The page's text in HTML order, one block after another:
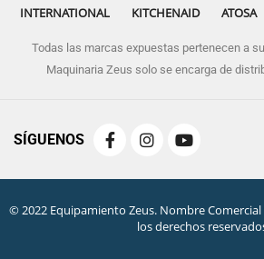
INTERNATIONAL
KITCHENAID ATOSA
Todas las marcas expuestas pertenecen a
Maquinaria Zeus solo se encarga de
SÍGUENOS
© 2022 Equipamiento Zeus. Nombre Comercial
los derechos